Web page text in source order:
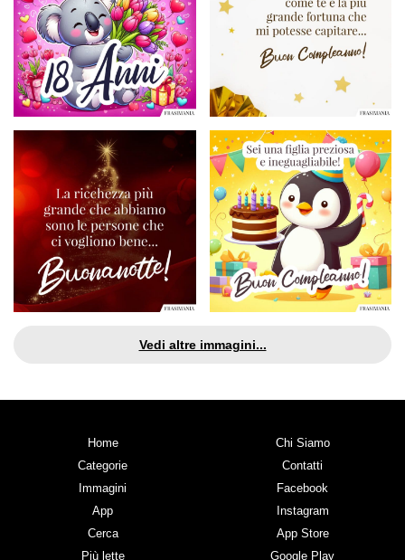
Vedi altre immagini...
Home
Categorie
Immagini
App
Cerca
Più lette
Chi Siamo
Contatti
Facebook
Instagram
App Store
Google Play